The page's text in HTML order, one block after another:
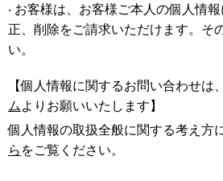
‧ お客様は、お客様ご本⼈の個⼈情
正、削除をご請求いただけます。そ
い。
個⼈情報の取扱全般に関する考え⽅
ら をご覧ください。
【個人情報に関するお問い合わせは、
ムよりお願いいたします】